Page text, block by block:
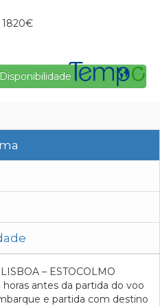
1820€
– ESTOCOLMO
antes da partida do voo
e partida com destino